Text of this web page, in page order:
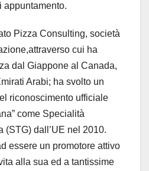
appuntamento.
Pizza Consulting, società
cui ha
dal Giappone al Canada,
Arabi; ha svolto un
riconoscimento ufficiale
come Specialità
(STG) dall’UE nel 2010.
essere un promotore attivo
alla sua ed a tantissime